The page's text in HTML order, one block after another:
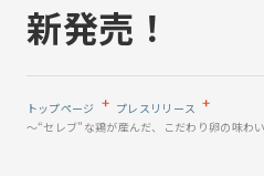
企業情報トップ
メッセージ
会社概要
役員一覧
イートアンドグループ
会社一覧
イートアンドグループ会社一覧
新発売！
トップページ
プレスリリース
～“セレブ”な鶏が産んだ、こだわり卵の味わ